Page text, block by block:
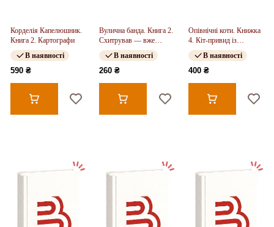
Корделія Капелюшник.
Книга 2. Картографи
В наявності
590 ₴
Вулична банда. Книга 2.
Схитрував — вже
майже переміг!
В наявності
260 ₴
Опівнічні коти. Книжка
4. Кіт-привид із
Бейкерлу
В наявності
400 ₴